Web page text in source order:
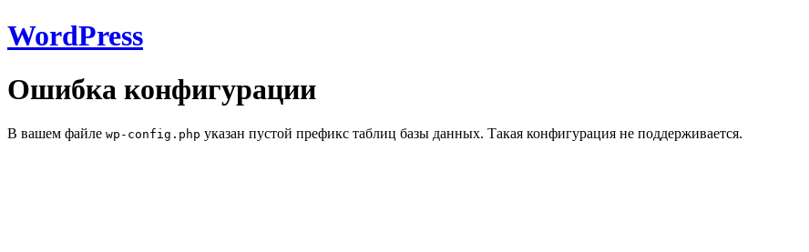
WordPress
Ошибка конфигурации
В вашем файле wp-config.php указан пустой префикс таблиц базы данных. Такая конфигурация не поддерживается.